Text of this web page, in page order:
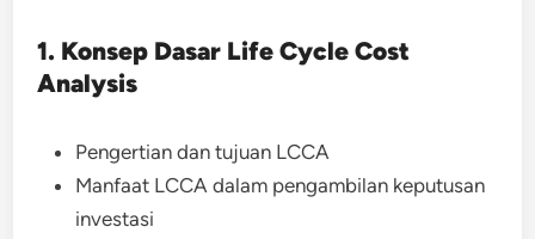
1. Konsep Dasar Life Cycle Cost
Analysis
Pengertian dan tujuan LCCA
Manfaat LCCA dalam pengambilan keputusan
investasi